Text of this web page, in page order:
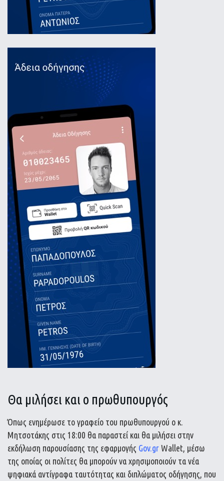
Θα μιλήσει και ο πρωθυπουργός
Όπως ενημέρωσε το γραφείο του πρωθυπουργού ο κ.
Μητσοτάκης στις 18:00 θα παραστεί και θα μιλήσει στην
εκδήλωση παρουσίασης της εφαρμογής Gov.gr Wallet, μέσω
της οποίας οι πολίτες θα μπορούν να χρησιμοποιούν τα νέα
ψηφιακά αντίγραφα ταυτότητας και διπλώματος οδήγησης, που